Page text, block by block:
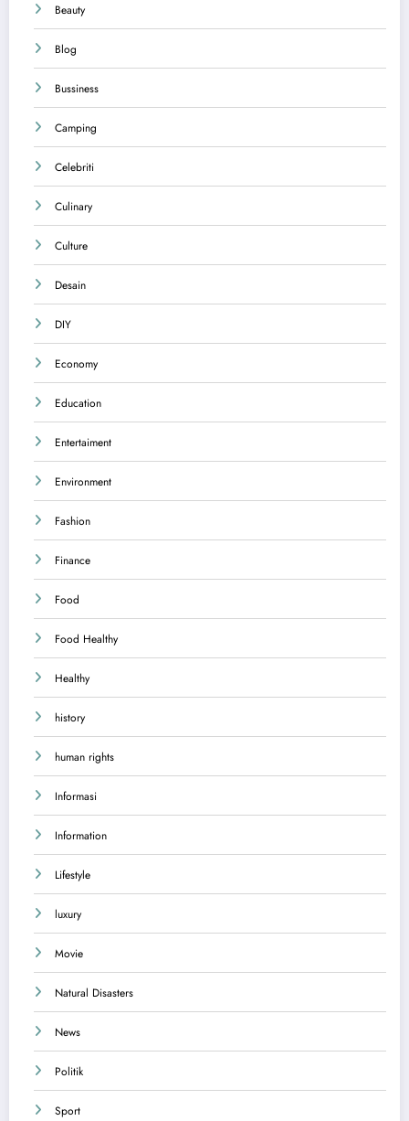
Beauty
Blog
Bussiness
Camping
Celebriti
Culinary
Culture
Desain
DIY
Economy
Education
Entertaiment
Environment
Fashion
Finance
Food
Food Healthy
Healthy
history
human rights
Informasi
Information
Lifestyle
luxury
Movie
Natural Disasters
News
Politik
Sport